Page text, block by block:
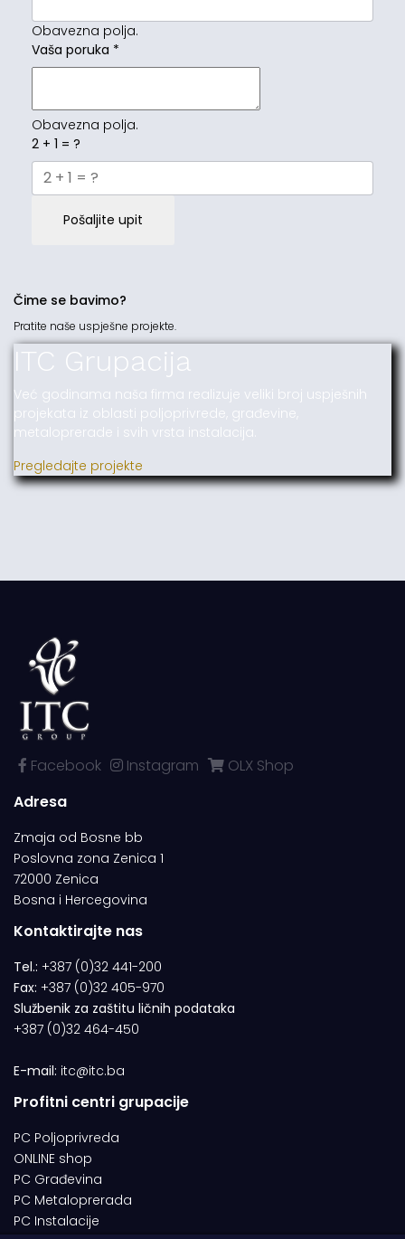
Obavezna polja.
Vaša poruka *
Obavezna polja.
2 + 1 = ?
Pošaljite upit
Čime se bavimo?
Pratite naše uspješne projekte.
ITC Grupacija
Već godinama naša firma realizuje veliki broj uspješnih
projekata iz oblasti poljoprivrede, građevine,
metaloprerade i svih vrsta instalacija.
Pregledajte projekte
Facebook Instagram
OLX Shop
Adresa
Zmaja od Bosne bb
Poslovna zona Zenica 1
72000 Zenica
Bosna i Hercegovina
Kontaktirajte nas
Tel.: +387 (0)32 441-200
Fax: +387 (0)32 405-970
Službenik za zaštitu ličnih podataka
+387 (0)32 464-450
E-mail: itc@itc.ba
Profitni centri grupacije
PC Poljoprivreda
ONLINE shop
PC Građevina
PC Metaloprerada
PC Instalacije